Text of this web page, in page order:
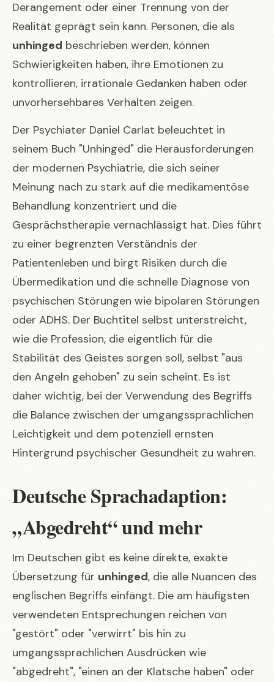
Derangement oder einer Trennung von der
Realität geprägt sein kann. Personen, die als
unhinged beschrieben werden, können
Schwierigkeiten haben, ihre Emotionen zu
kontrollieren, irrationale Gedanken haben oder
unvorhersehbares Verhalten zeigen.
Der Psychiater Daniel Carlat beleuchtet in
seinem Buch "Unhinged" die Herausforderungen
der modernen Psychiatrie, die sich seiner
Meinung nach zu stark auf die medikamentöse
Behandlung konzentriert und die
Gesprächstherapie vernachlässigt hat. Dies führt
zu einer begrenzten Verständnis der
Patientenleben und birgt Risiken durch die
Übermedikation und die schnelle Diagnose von
psychischen Störungen wie bipolaren Störungen
oder ADHS. Der Buchtitel selbst unterstreicht,
wie die Profession, die eigentlich für die
Stabilität des Geistes sorgen soll, selbst "aus
den Angeln gehoben" zu sein scheint. Es ist
daher wichtig, bei der Verwendung des Begriffs
die Balance zwischen der umgangssprachlichen
Leichtigkeit und dem potenziell ernsten
Hintergrund psychischer Gesundheit zu wahren.
Deutsche Sprachadaption:
„Abgedreht“ und mehr
Im Deutschen gibt es keine direkte, exakte
Übersetzung für unhinged, die alle Nuancen des
englischen Begriffs einfängt. Die am häufigsten
verwendeten Entsprechungen reichen von
"gestört" oder "verwirrt" bis hin zu
umgangssprachlichen Ausdrücken wie
"abgedreht", "einen an der Klatsche haben" oder